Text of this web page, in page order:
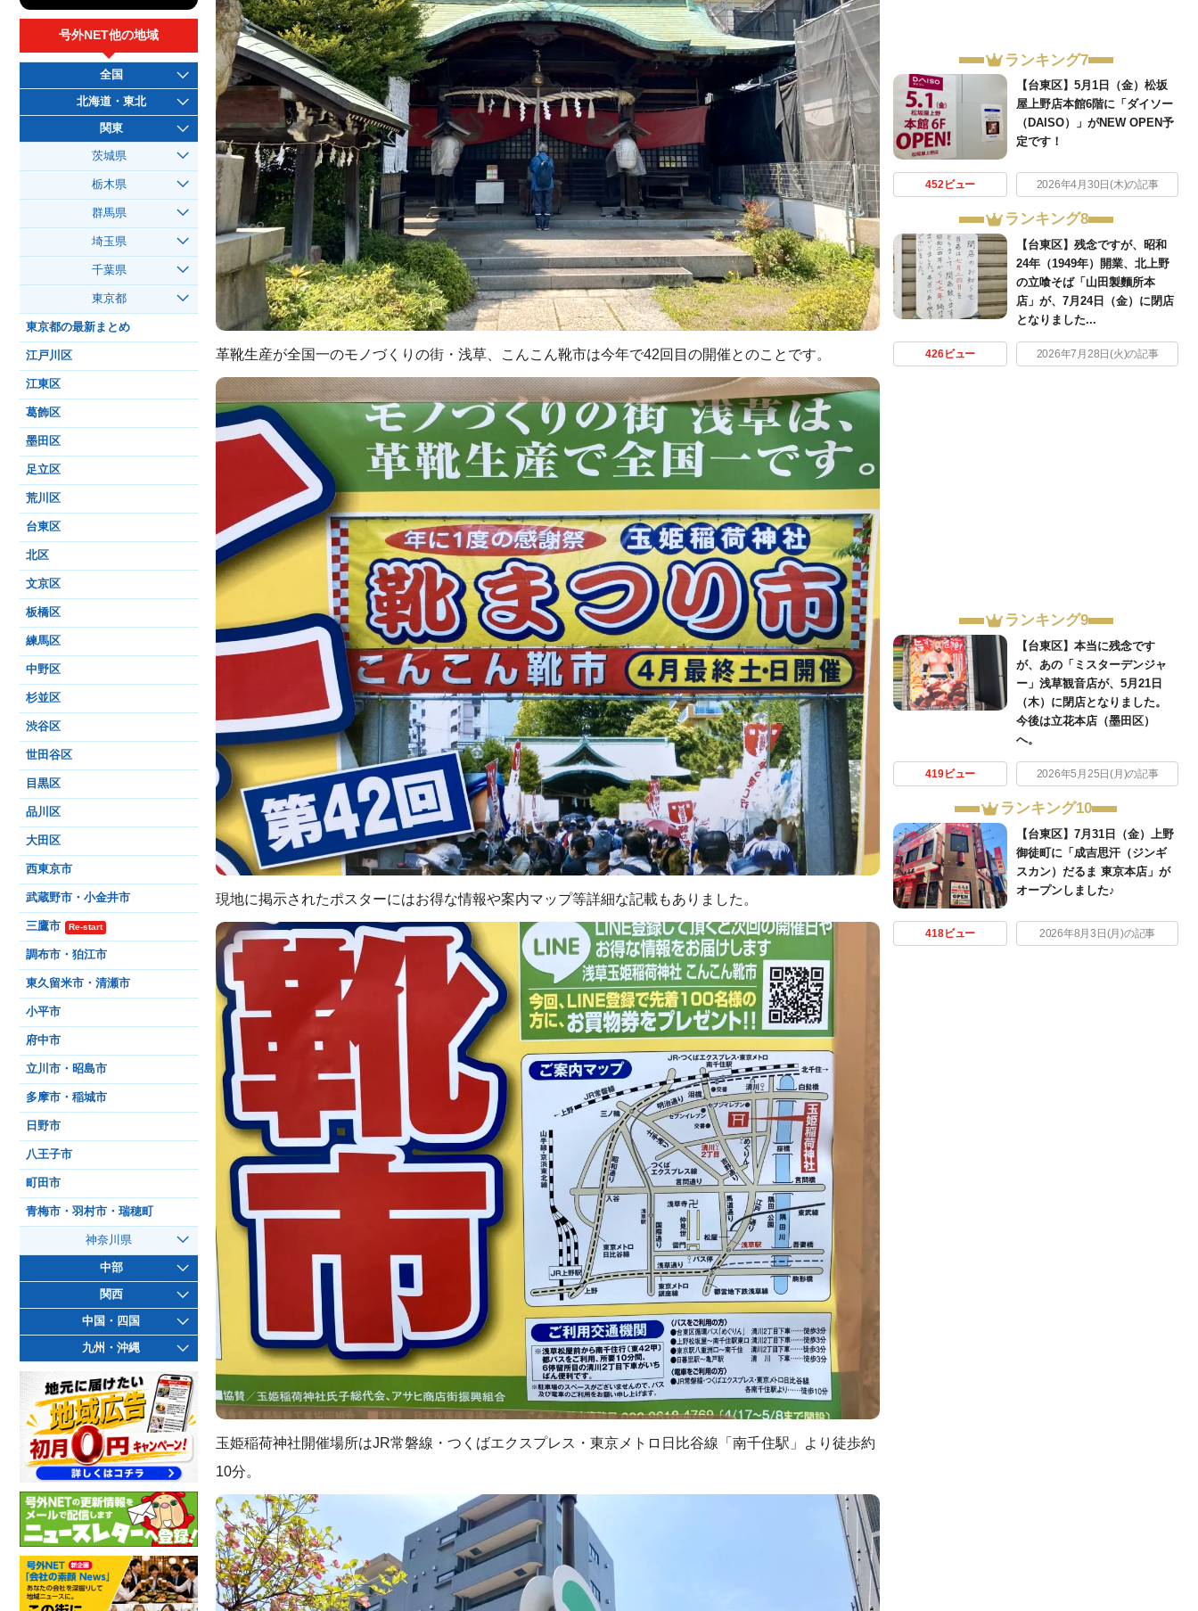
革靴生産が全国一のモノづくりの街・浅草、こんこん靴市は今年で42回目の開催とのことです。
現地に掲示されたポスターにはお得な情報や案内マップ等詳細な記載もありました。
玉姫稲荷神社開催場所はJR常磐線・つくばエクスプレス・東京メトロ日比谷線「南千住駅」より徒歩約
10分。
ランキング7
【台東区】5月1日（金）松坂
屋上野店本館6階に「ダイソー
（DAISO）」がNEW OPEN予
定です！
452ビュー 2026年4月30日(木)の記事
ランキング8
【台東区】残念ですが、昭和
24年（1949年）開業、北上野
の立喰そば「山田製麵所本
店」が、7月24日（金）に閉店
となりました...
426ビュー 2026年7月28日(火)の記事
ランキング9
【台東区】本当に残念です
が、あの「ミスターデンジャ
ー」浅草観音店が、5月21日
（木）に閉店となりました。
今後は立花本店（墨田区）
へ。
419ビュー 2026年5月25日(月)の記事
ランキング10
【台東区】7月31日（金）上野
御徒町に「成吉思汗（ジンギ
スカン）だるま 東京本店」が
オープンしました♪
418ビュー 2026年8月3日(月)の記事
号外NET他の地域
全国
北海道・東北
関東
茨城県
栃木県
群馬県
埼玉県
千葉県
東京都
東京都の最新まとめ
江戸川区
江東区
葛飾区
墨田区
足立区
荒川区
台東区
北区
文京区
板橋区
練馬区
中野区
杉並区
渋谷区
世田谷区
目黒区
品川区
大田区
西東京市
武蔵野市・小金井市
三鷹市 Re-start
調布市・狛江市
東久留米市・清瀬市
小平市
府中市
立川市・昭島市
多摩市・稲城市
日野市
八王子市
町田市
青梅市・羽村市・瑞穂町
神奈川県
中部
関西
中国・四国
九州・沖縄